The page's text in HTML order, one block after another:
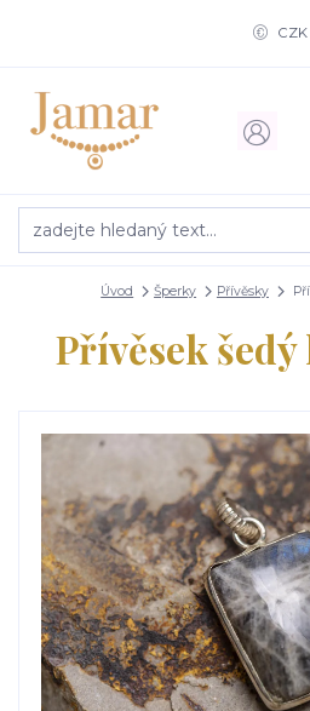
CZK
Úvod Šperky Přívěsky
Přívěsek